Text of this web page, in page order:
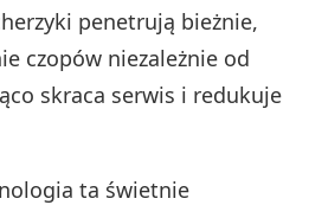
penetrują bieżnie,
czopów niezależnie od
skraca serwis i redukuje
ta świetnie